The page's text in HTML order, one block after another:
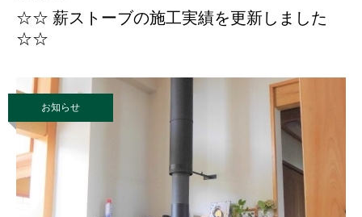
☆☆ 薪ストーブの施工実績を更新しました
☆☆
お知らせ